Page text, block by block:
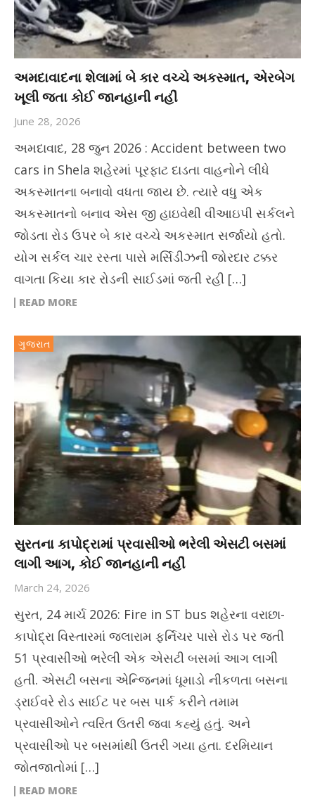
અમદાવાદના શેલામાં બે કાર વચ્ચે અકસ્માત, એરબેગ
ખૂલી જતા કોઈ જાનહાની નહીં
June 28, 2026
અમદાવાદ, 28 જુન 2026 : Accident between two
cars in Shela શહેરમાં પૂરફાટ દાડતા વાહનોને લીધે
અકસ્માતના બનાવો વધતા જાય છે. ત્યારે વધુ એક
અકસ્માતનો બનાવ એસ જી હાઇવેથી વીઆઇપી સર્કલને
જોડતા રોડ ઉપર બે કાર વચ્ચે અકસ્માત સર્જાયો હતો.
યોગ સર્કલ ચાર રસ્તા પાસે મર્સિડીઝની જોરદાર ટક્કર
વાગતા કિયા કાર રોડની સાઈડમાં જતી રહી […]
READ MORE
ગુજરાત
સુરતના કાપોદ્રામાં પ્રવાસીઓ ભરેલી એસટી બસમાં
લાગી આગ, કોઈ જાનહાની નહીં
March 24, 2026
સુરત, 24 માર્ચ 2026: Fire in ST bus શહેરના વરાછા-
કાપોદ્રા વિસ્તારમાં જલારામ ફર્નિચર પાસે રોડ પર જતી
51 પ્રવાસીઓ ભરેલી એક એસટી બસમાં આગ લાગી
હતી. એસટી બસના એન્જિનમાં ધૂમાડો નીકળતા બસના
ડ્રાઈવરે રોડ સાઈટ પર બસ પાર્ક કરીને તમામ
પ્રવાસીઓને ત્વરિત ઉતરી જવા કહ્યું હતું. અને
પ્રવાસીઓ પર બસમાંથી ઉતરી ગયા હતા. દરમિયાન
જોતજાતોમાં […]
READ MORE